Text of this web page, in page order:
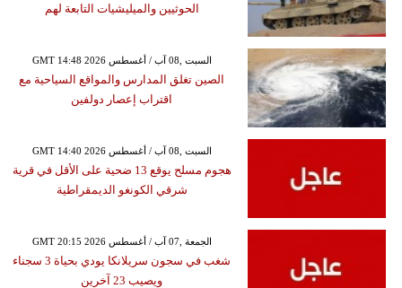
الحوثيين والميليشيات التابعة لهم
GMT 14:48 2026 السبت ,08 آب / أغسطس
الصين تغلق المدارس والمواقع السياحية مع
اقتراب إعصار دولفين
GMT 14:40 2026 السبت ,08 آب / أغسطس
هجوم مسلح يوقع 13 ضحية على الأقل في قرية
شرقي الكونغو الديمقراطية
GMT 20:15 2026 الجمعة ,07 آب / أغسطس
شغب في سجون سريلانكا يودي بحياة 3 سجناء
ويصيب 23 آخرين